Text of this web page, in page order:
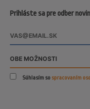
Prihláste sa pre odber
Súhlasím so spracovaním